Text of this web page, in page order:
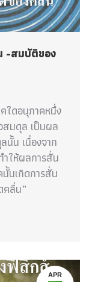
-สมบัติของ
ใดอนุภาคหนึ่ง
สมดุล เป็นผล
นั้น เนื่องจาก
ให้ผลการสั่น
นเกิดการสั่น
คลื่น”
APR